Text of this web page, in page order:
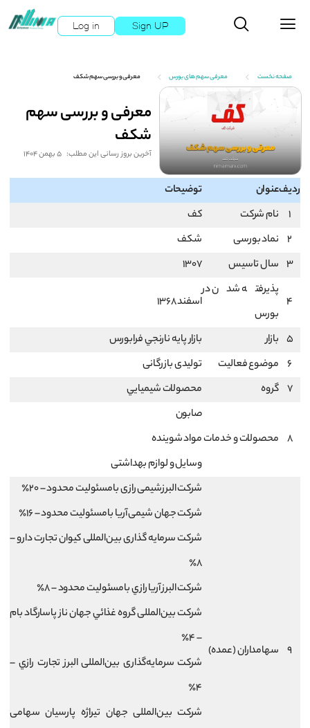
Log in Sign UP
صفحه نخست معرفی سهم های بورس معرفی و بررسی سهم شکف
معرفی و بررسی سهم
شکف
آخرین بروز رسانی این مطلب: 5 بهمن 1404
ردیفعنوان
توضیحات
1
نام شرکت
كف
2 نماد بورسی
شکف
3 سال تاسیس 1307
4
پذیرفته شدن در
بورس
اسفند 1368
5 بازار
بازار پايه نارنجي فرابورس
6 موضوع فعالیت
تولیدی بازرگانی
7 گروه محصولات شيميايي
8 محصولات و خدمات
صابون
مواد شوینده
وسایل و لوازم بهداشتی
9 سهامداران (عمده)
شركت البرزشيمی رازی بامسئوليت محدود – 20٪
شركت جهان شيمی آريا بامسئوليت محدود – 16٪
شركت سرمايه گذاری بين‌المللی كيوان تجارت دارو –
8٪
شركت البرز آريا رازي بامسئوليت محدود – 8٪
شركت بين‌المللی گروه غذائي جهان ناز پاسارگاد بام
– 4٪
شركت سرمايه‌گذاری بين‌المللی البرز تجارت رازي –
4٪
شركت بين‌المللی جهان تيراژه پارسيان سهامی